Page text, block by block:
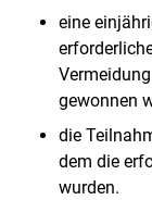
eine
gewonnen
die
dem die
wurden.